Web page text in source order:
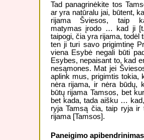
Tad panagrinėkite tos
ar yra natūralu jai, būtent,
rijama Šviesos, taip
matymas įrodo … kad ji
taipogi, čia yra rijama, todėl
ten ji turi savo prigimtinę
viena Esybė negali būti
Esybes, nepaisant to, kad
nesąmones. Mat jei
aplink mus, prigimtis tokia,
nėra rijama, ir nėra būdų,
būtų rijama Tamsos, bet
bet kada, tada aišku …
ryja Tamsą čia, taip ryja ir
rijama [Tamsos].
Paneigimo apibendrinimas